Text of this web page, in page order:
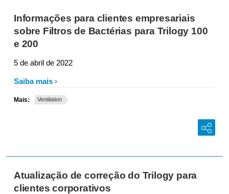
Informações para clientes empresariais
sobre Filtros de Bactérias para Trilogy 100
e 200
5 de abril de 2022
Saiba mais
Mais: Ventilation
Atualização de correção do Trilogy para
clientes corporativos